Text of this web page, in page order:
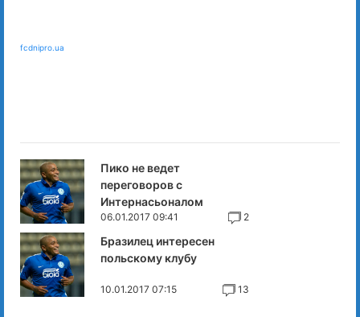
fcdnipro.ua
Пико не ведет
переговоров с
Интернасьоналом
06.01.2017 09:41 2
Бразилец интересен
польскому клубу
10.01.2017 07:15 13